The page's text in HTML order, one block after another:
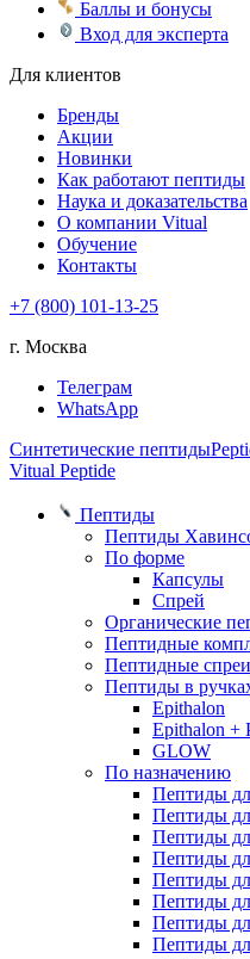
Баллы и бонусы
Вход для эксперта
Для клиентов
Бренды
Акции
Новинки
Как работают пептиды
Наука и доказательства
О компании Vitual
Обучение
Контакты
+7 (800) 101-13-25
г. Москва
Телеграм
WhatsApp
Синтетические пептиды
Vitual Peptide
Пептиды
Пептиды
По форме
Капсулы
Спрей
Органические
Пептидные
Пептидные спреи
Пептиды в
Epithalon
Epithalon +
GLOW
По назначению
Пептиды
Пептиды
Пептиды
Пептиды
Пептиды
Пептиды
Пептиды
Пептиды